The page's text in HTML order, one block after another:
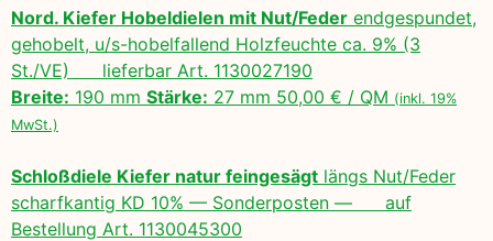
Nord. Kiefer Hobeldielen mit Nut/Feder endgespundet,
gehobelt, u/s-hobelfallend Holzfeuchte ca. 9% (3
St./VE) lieferbar Art. 1130027190
Breite: 190 mm Stärke: 27 mm 50,00 € / QM (inkl. 19%
MwSt.)
Schloßdiele Kiefer natur feingesägt längs Nut/Feder
scharfkantig KD 10% — Sonderposten — auf
Bestellung Art. 1130045300